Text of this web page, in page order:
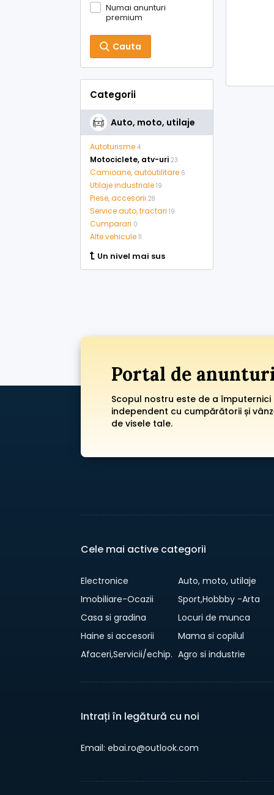
Numai anunturi
premium
Cauta
Categorii
Auto, moto, utilaje
Autoturisme 4
Motociclete, atv-uri 23
Camioane, autoutilitare 6
Utilaje industriale 19
Piese, accesorii 28
Service auto, tractari 19
Cumparari 0
Alte vehicule 11
Un nivel mai sus
Portal de
Scopul nostru este de a
independent cu cumpărătorii și
de visele tale.
Cele mai active categorii
Electronice
Auto, moto, utilaje
Imobiliare-Ocazii
Sport,Hobbby -Arta
Casa si gradina
Locuri de munca
Haine si accesorii
Mama si copilul
Afaceri,Servicii/echip. Agro si industrie
Intrați în legătură cu noi
Email: ebai.ro@outlook.com